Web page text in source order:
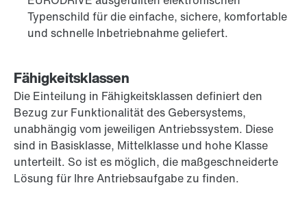
Typenschild für die einfache, sichere, komfortable
und schnelle Inbetriebnahme geliefert.
Fähigkeitsklassen
Die Einteilung in Fähigkeitsklassen definiert den
Bezug zur Funktionalität des Gebersystems,
unabhängig vom jeweiligen Antriebssystem. Diese
sind in Basisklasse, Mittelklasse und hohe Klasse
unterteilt. So ist es möglich, die maßgeschneiderte
Lösung für Ihre Antriebsaufgabe zu finden.